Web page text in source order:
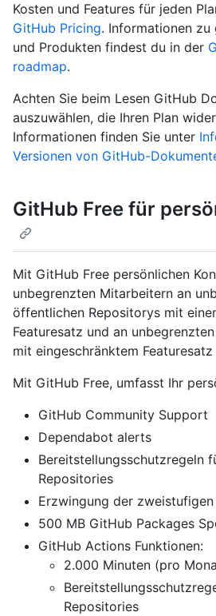
Kosten und Features für jeden
GitHub Pricing. Informationen zu
und Produkten findest du in der
roadmap.
Achten Sie beim Lesen GitHub
auszuwählen, die Ihren Plan
Informationen finden Sie unter
Versionen von GitHub-
GitHub Free für
Mit GitHub Free persönlichen
unbegrenzten Mitarbeitern an
öffentlichen Repositorys mit
Featuresatz und an
mit eingeschränktem
Mit GitHub Free, umfasst Ihr
GitHub Community Support
Dependabot alerts
Bereitstellungsschutzregeln
Repositories
Erzwingung der
500 MB GitHub Packages
GitHub Actions Funktionen:
2.000 Minuten (pro
Repositories